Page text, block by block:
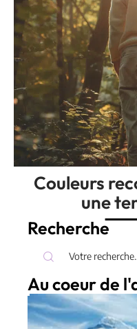
Couleurs
une
Recherche
Au coeur de